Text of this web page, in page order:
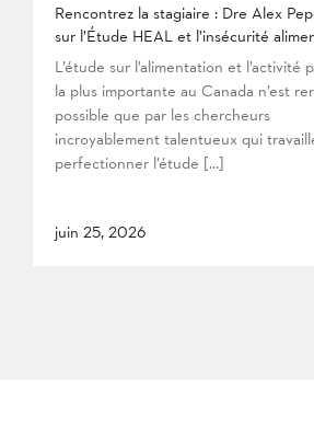
Rencontrez la stagiaire : Dre Alex
sur l’Étude HEAL et l’insécurité
L’étude sur l’alimentation et l’activité
la plus importante au Canada n’est
possible que par les chercheurs
incroyablement talentueux qui
perfectionner l’étude […]
juin 25, 2026